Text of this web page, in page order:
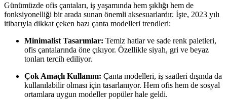
Günümüzde ofis çantaları, iş yaşamında hem şıklığı hem de
fonksiyonelliği bir arada sunan önemli aksesuarlardır. İşte, 2023 yılı
itibarıyla dikkat çeken bazı çanta modelleri trendleri:
Minimalist Tasarımlar: Temiz hatlar ve sade renk paletleri,
ofis çantalarında öne çıkıyor. Özellikle siyah, gri ve beyaz
tonları tercih ediliyor.
Çok Amaçlı Kullanım: Çanta modelleri, iş saatleri dışında da
kullanılabilir olması için tasarlanıyor. Hem ofis hem de sosyal
ortamlara uygun modeller popüler hale geldi.